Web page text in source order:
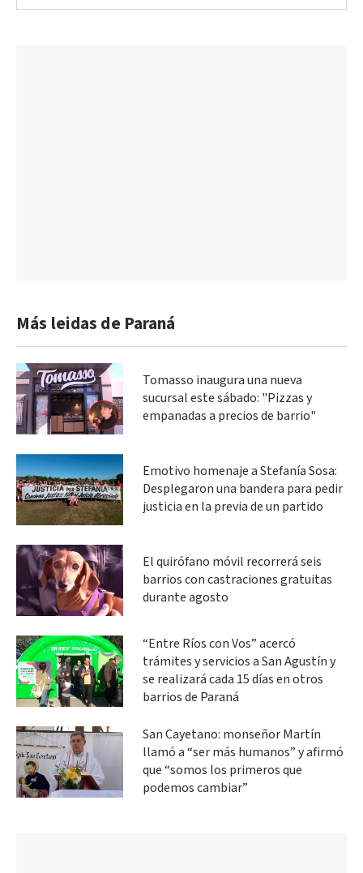
Más leidas de Paraná
Tomasso inaugura una nueva
sucursal este sábado: "Pizzas y
empanadas a precios de barrio"
Emotivo homenaje a Stefanía Sosa:
Desplegaron una bandera para pedir
justicia en la previa de un partido
El quirófano móvil recorrerá seis
barrios con castraciones gratuitas
durante agosto
“Entre Ríos con Vos” acercó
trámites y servicios a San Agustín y
se realizará cada 15 días en otros
barrios de Paraná
San Cayetano: monseñor Martín
llamó a “ser más humanos” y afirmó
que “somos los primeros que
podemos cambiar”